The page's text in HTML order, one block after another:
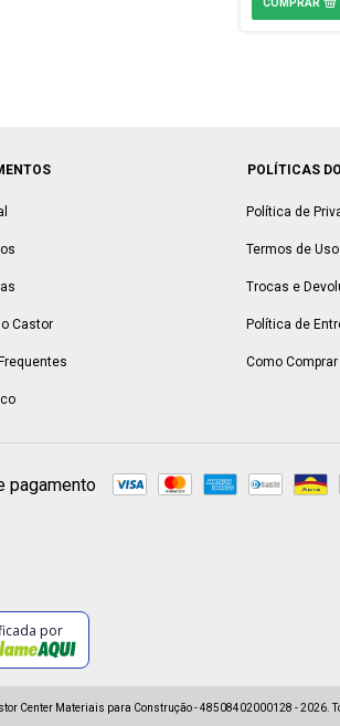
Castor
POLÍTICAS
Política de
Termos de Uso
Trocas e
Política de
Como Comprar
pagamento
por
Center Materiais para Construção - 48508402000128 - 2026.